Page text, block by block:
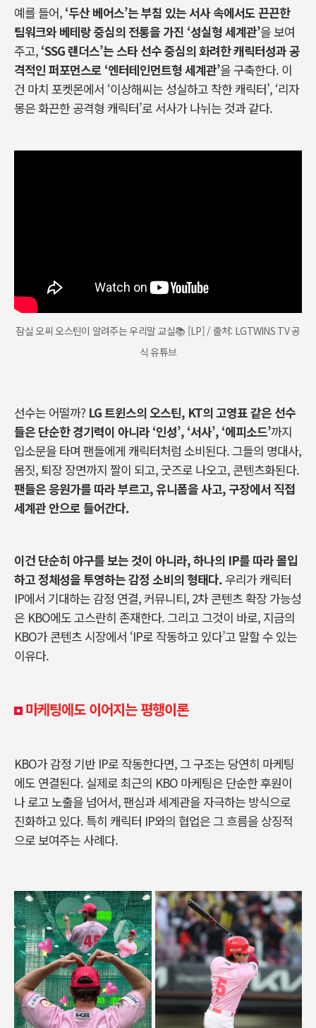
예를 들어, ‘두산 베어스’는 부침 있는 서사 속에서도 끈끈한
팀워크와 베테랑 중심의 전통을 가진 ‘성실형 세계관’을 보여
주고, ‘SSG 랜더스’는 스타 선수 중심의 화려한 캐릭터성과 공
격적인 퍼포먼스로 ‘엔터테인먼트형 세계관’을 구축한다. 이
건 마치 포켓몬에서 ‘이상해씨는 성실하고 착한 캐릭터’, ‘리자
몽은 화끈한 공격형 캐릭터’로 서사가 나뉘는 것과 같다.
잠실 오씨 오스틴이 알려주는 우리말 교실📚 [LP] / 출처: LGTWINS TV 공
식 유튜브
선수는 어떨까? LG 트윈스의 오스틴, KT의 고영표 같은 선수
들은 단순한 경기력이 아니라 ‘인성’, ‘서사’, ‘에피소드’까지
입소문을 타며 팬들에게 캐릭터처럼 소비된다. 그들의 명대사,
몸짓, 퇴장 장면까지 짤이 되고, 굿즈로 나오고, 콘텐츠화된다.
팬들은 응원가를 따라 부르고, 유니폼을 사고, 구장에서 직접
세계관 안으로 들어간다.
이건 단순히 야구를 보는 것이 아니라, 하나의 IP를 따라 몰입
하고 정체성을 투영하는 감정 소비의 형태다.우리가 캐릭터
IP에서 기대하는 감정 연결, 커뮤니티, 2차 콘텐츠 확장 가능성
은 KBO에도 고스란히 존재한다. 그리고 그것이 바로, 지금의
KBO가 콘텐츠 시장에서 ‘IP로 작동하고 있다’고 말할 수 있는
이유다.
마케팅에도 이어지는 평행이론
KBO가 감정 기반 IP로 작동한다면, 그 구조는 당연히 마케팅
에도 연결된다. 실제로 최근의 KBO 마케팅은 단순한 후원이
나 로고 노출을 넘어서, 팬심과 세계관을 자극하는 방식으로
진화하고 있다. 특히 캐릭터 IP와의 협업은 그 흐름을 상징적
으로 보여주는 사례다.